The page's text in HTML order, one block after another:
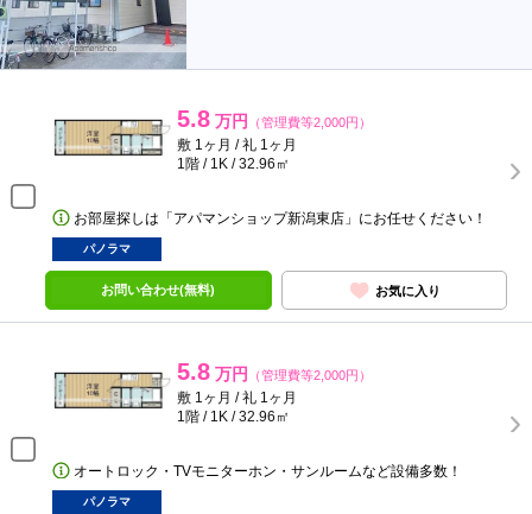
5.8 万円 （管理費等2,000円）
敷 1ヶ月 / 礼 1ヶ月
1階 / 1K / 32.96㎡
お部屋探しは「アパマンショップ新潟東店」にお任せください！
パノラマ
お問い合わせ(無料) お気に入り
5.8 万円 （管理費等2,000円）
敷 1ヶ月 / 礼 1ヶ月
1階 / 1K / 32.96㎡
オートロック・TVモニターホン・サンルームなど設備多数！
パノラマ